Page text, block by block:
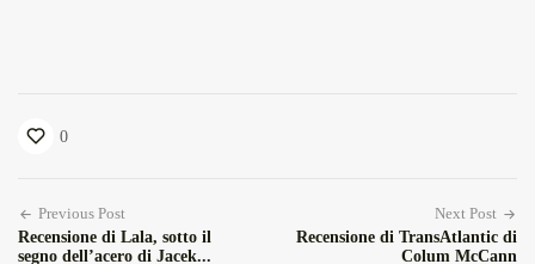
0
Previous Post
Recensione di Lala, sotto il
segno dell’acero di Jacek...
Next Post
Recensione di TransAtlantic di
Colum McCann